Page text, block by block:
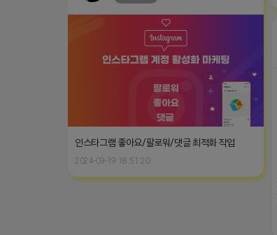
인스타그램 좋아요/팔로워/댓글 최적화 작업
2024-09-19 18:51:20